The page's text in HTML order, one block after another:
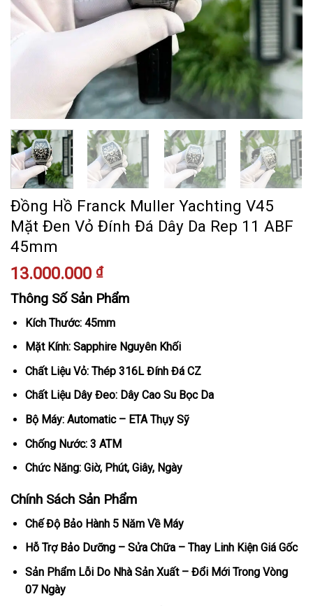
Đồng Hồ Franck Muller Yachting V45
Mặt Đen Vỏ Đính Đá Dây Da Rep 11 ABF
45mm
13.000.000 ₫
Thông Số Sản Phẩm
Kích Thước: 45mm
Mặt Kính: Sapphire Nguyên Khối
Chất Liệu Vỏ: Thép 316L Đính Đá CZ
Chất Liệu Dây Đeo: Dây Cao Su Bọc Da
Bộ Máy: Automatic – ETA Thụy Sỹ
Chống Nước: 3 ATM
Chức Năng: Giờ, Phút, Giây, Ngày
Chính Sách Sản Phẩm
Chế Độ Bảo Hành 5 Năm Về Máy
Hỗ Trợ Bảo Dưỡng – Sửa Chữa – Thay Linh Kiện Giá Gốc
Sản Phẩm Lỗi Do Nhà Sản Xuất – Đổi Mới Trong Vòng
07 Ngày